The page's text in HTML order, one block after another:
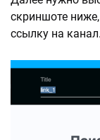
скриншоте
ссылку на канал.